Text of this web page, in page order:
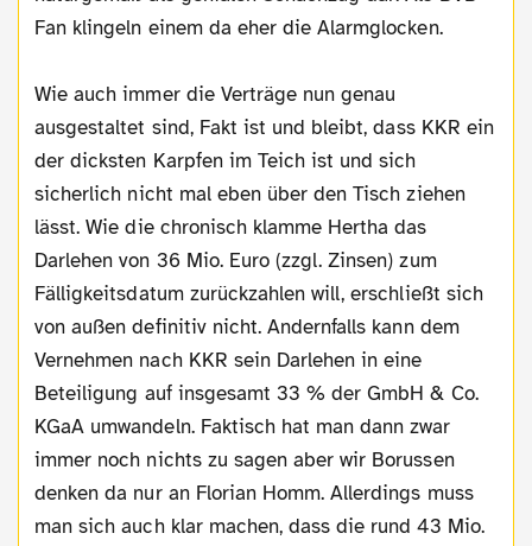
Fan klingeln einem da eher die Alarmglocken.
Wie auch immer die Verträge nun genau
ausgestaltet sind, Fakt ist und bleibt, dass KKR ein
der dicksten Karpfen im Teich ist und sich
sicherlich nicht mal eben über den Tisch ziehen
lässt. Wie die chronisch klamme Hertha das
Darlehen von 36 Mio. Euro (zzgl. Zinsen) zum
Fälligkeitsdatum zurückzahlen will, erschließt sich
von außen definitiv nicht. Andernfalls kann dem
Vernehmen nach KKR sein Darlehen in eine
Beteiligung auf insgesamt 33 % der GmbH & Co.
KGaA umwandeln. Faktisch hat man dann zwar
immer noch nichts zu sagen aber wir Borussen
denken da nur an Florian Homm. Allerdings muss
man sich auch klar machen, dass die rund 43 Mio.